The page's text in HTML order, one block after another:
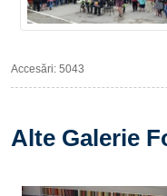
Accesări: 5043
Alte Galerie